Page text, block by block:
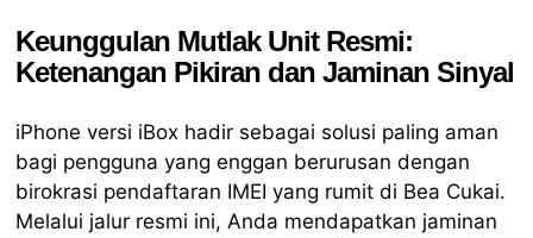
Keunggulan Mutlak Unit Resmi:
Ketenangan Pikiran dan Jaminan Sinyal
iPhone versi iBox hadir sebagai solusi paling aman
bagi pengguna yang enggan berurusan dengan
birokrasi pendaftaran IMEI yang rumit di Bea Cukai.
Melalui jalur resmi ini, Anda mendapatkan jaminan